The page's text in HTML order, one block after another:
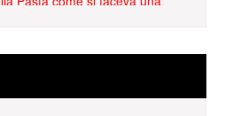
in musica” – L’ultima foglia
Loco Gallicchio 2026
Pasta come si faceva una